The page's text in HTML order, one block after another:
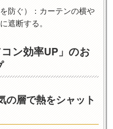
防ぐ）
：カーテンの横や
遮断する。
ン効率UP」のお
の層で熱をシャット